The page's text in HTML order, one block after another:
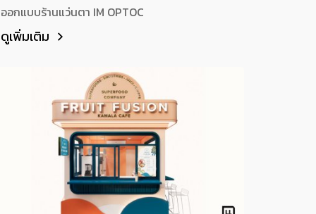
ออกแบบร้านแว่นตา IM OPTOC
ดูเพิ่มเติม